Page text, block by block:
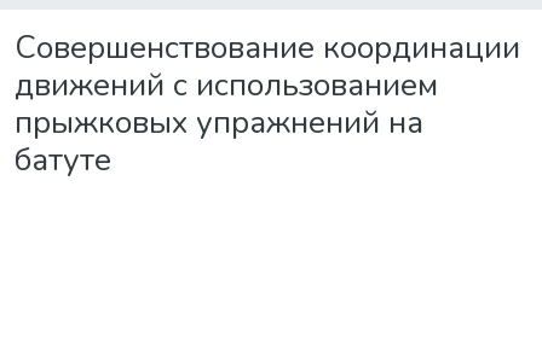
Совершенствование координации
движений с использованием
прыжковых упражнений на
батуте